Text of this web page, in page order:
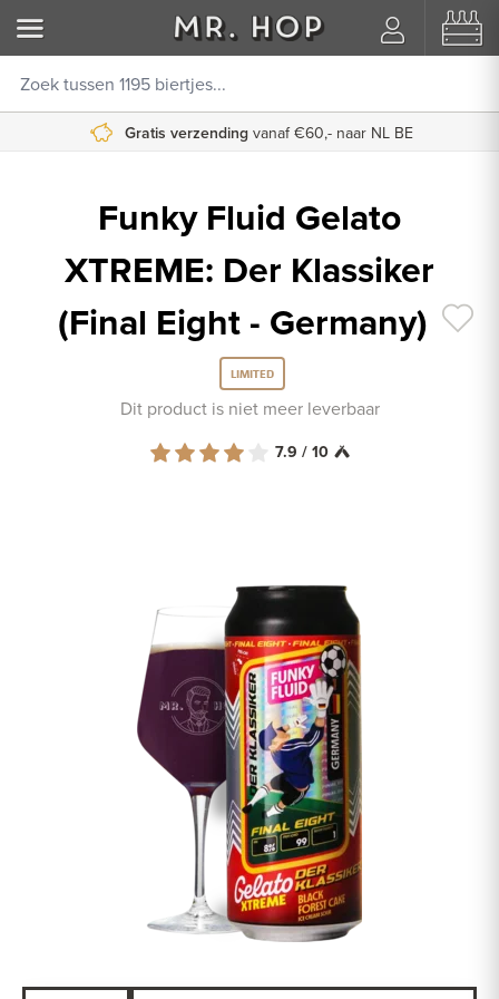
Gratis verzending vanaf €60,- naar NL BE
Vóór 17:00 uur besteld, morgen in huis
Funky Fluid Gelato
XTREME: Der Klassiker
(Final Eight - Germany)
LIMITED
Dit product is niet meer leverbaar
7.9 / 10